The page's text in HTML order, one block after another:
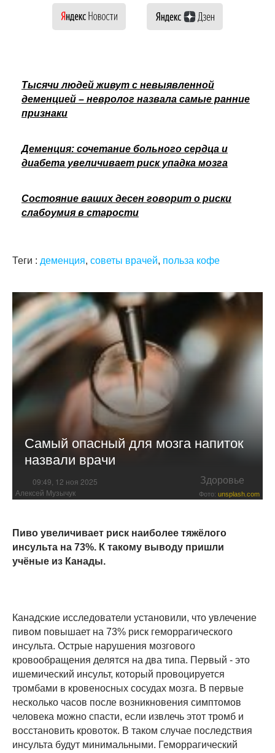
Тысячи людей живут с невыявленной
деменцией – невролог назвала самые ранние
признаки
Деменция: сочетание больного сердца и
диабета увеличивает риск упадка мозга
Состояние ваших десен говорит о риски
слабоумия в старости
Теги : деменция, советы врачей, польза кофе
Самый опасный для мозга напиток
назвали врачи
09:49, 12 ноя 2025 Здоровье
Алексей Музычук Фото: unsplash.com
Пиво увеличивает риск наиболее тяжёлого
инсульта на 73%. К такому выводу пришли
учёные из Канады.
Канадские исследователи установили, что увлечение
пивом повышает на 73% риск геморрагического
инсульта. Острые нарушения мозгового
кровообращения делятся на два типа. Первый - это
ишемический инсульт, который провоцируется
тромбами в кровеносных сосудах мозга. В первые
несколько часов после возникновения симптомов
человека можно спасти, если извлечь этот тромб и
восстановить кровоток. В таком случае последствия
инсульта будут минимальными. Геморрагический